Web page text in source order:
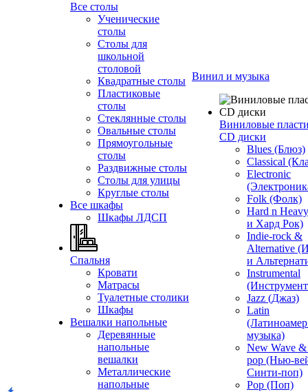
Все столы
Ученические
столы
Столы для
школьной
столовой
Квадратные столы
Пластиковые
столы
Стеклянные столы
Овальные столы
Прямоугольные
столы
Раздвижные столы
Столы для улицы
Круглые столы
Все шкафы
Шкафы ЛДСП
Спальня
Кровати
Матрасы
Туалетные столики
Шкафы
Вешалки напольные
Деревянные
напольные
вешалки
Металлические
напольные
Винил и музыка
Виниловые
CD диски
Blues (Блюз)
Classical
Electronic
Folk (Фолк)
Hard n
и Хард Рок)
Indie-rock &
Alternative
и
Instrumental
Jazz (Джаз)
Latin
музыка)
New Wave
pop (Нью-
Синти-поп)
Pop (Поп)